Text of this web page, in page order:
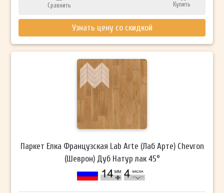
Сравнить Купить
Узнать цену со скидкой
Паркет Елка Французская Lab Arte (Лаб Арте) Chevron
(Шеврон) Дуб Натур лак 45°